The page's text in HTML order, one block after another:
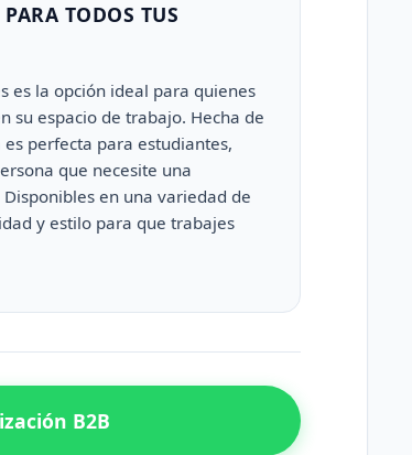
TODOS TUS
es la opción ideal para quienes
su espacio de trabajo. Hecha de
perfecta para estudiantes,
que necesite una
en una variedad de
y estilo para que trabajes
B2B